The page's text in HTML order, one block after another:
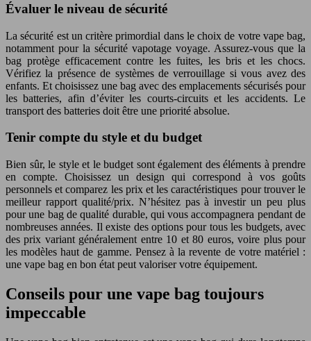
Évaluer le niveau de sécurité
La sécurité est un critère primordial dans le choix de votre vape bag,
notamment pour la sécurité vapotage voyage. Assurez-vous que la
bag protège efficacement contre les fuites, les bris et les chocs.
Vérifiez la présence de systèmes de verrouillage si vous avez des
enfants. Et choisissez une bag avec des emplacements sécurisés pour
les batteries, afin d’éviter les courts-circuits et les accidents. Le
transport des batteries doit être une priorité absolue.
Tenir compte du style et du budget
Bien sûr, le style et le budget sont également des éléments à prendre
en compte. Choisissez un design qui correspond à vos goûts
personnels et comparez les prix et les caractéristiques pour trouver le
meilleur rapport qualité/prix. N’hésitez pas à investir un peu plus
pour une bag de qualité durable, qui vous accompagnera pendant de
nombreuses années. Il existe des options pour tous les budgets, avec
des prix variant généralement entre 10 et 80 euros, voire plus pour
les modèles haut de gamme. Pensez à la revente de votre matériel :
une vape bag en bon état peut valoriser votre équipement.
Conseils pour une vape bag toujours
impeccable